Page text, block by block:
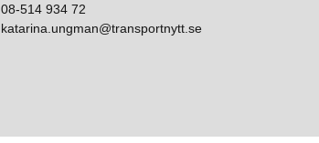
08-514 934 72
katarina.ungman@transportnytt.se